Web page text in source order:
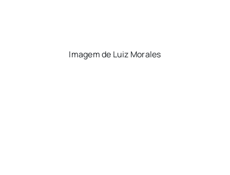
Imagem de Luiz Morales